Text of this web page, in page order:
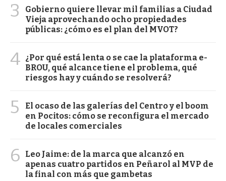
3
Gobierno quiere llevar mil familias a Ciudad
Vieja aprovechando ocho propiedades
públicas: ¿cómo es el plan del MVOT?
4 ¿Por qué está lenta o se cae la plataforma e-
BROU, qué alcance tiene el problema, qué
riesgos hay y cuándo se resolverá?
5
El ocaso de las galerías del Centro y el boom
en Pocitos: cómo se reconfigura el mercado
de locales comerciales
6
Leo Jaime: de la marca que alcanzó en
apenas cuatro partidos en Peñarol al MVP de
la final con más que gambetas